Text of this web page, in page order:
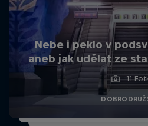
Nebe i peklo v
aneb jak udělat ze
11